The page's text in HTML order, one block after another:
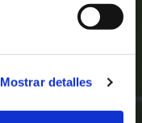
Mostrar detalles